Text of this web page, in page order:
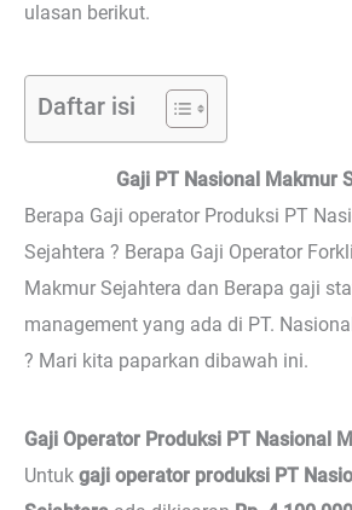
ulasan berikut.
Daftar isi
Gaji PT Nasional Makmur
Berapa Gaji operator Produksi PT
Sejahtera ? Berapa Gaji Operator
Makmur Sejahtera dan Berapa gaji
management yang ada di PT.
? Mari kita paparkan dibawah ini.
Gaji Operator Produksi PT Nasional
Untuk gaji operator produksi PT